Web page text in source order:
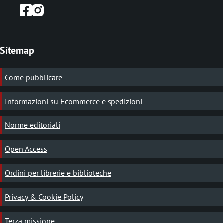
Sitemap
Come pubblicare
Informazioni su Ecommerce e spedizioni
Norme editoriali
Open Access
Ordini per librerie e biblioteche
Privacy & Cookie Policy
Terza missione